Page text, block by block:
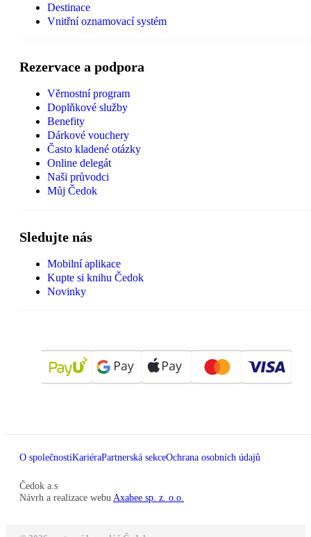
Destinace
Vnitřní oznamovací systém
Rezervace a podpora
Věrnostní program
Doplňkové služby
Benefity
Dárkové vouchery
Často kladené otázky
Online delegát
Naši průvodci
Můj Čedok
Sledujte nás
Mobilní aplikace
Kupte si knihu Čedok
Novinky
O společnostiKariéraPartnerská sekceOchrana osobních údajů
Čedok a.s
Návrh a realizace webu Axabee sp. z. o.o.